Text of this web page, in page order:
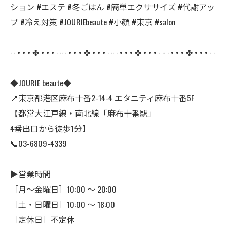
ション #エステ #冬ごはん #簡単エクササイズ #代謝アッ
プ #冷え対策 #JOURIEbeaute #小顔 #東京 #salon
· · • • • ✤ • • • · ·· · • • • ✤ • • • · ·· · • • • ✤ • • • · ·· · • • • ✤ • • • · ·
◆JOURIE beaute◆
📍東京都港区麻布十番2-14-4 エタニティ麻布十番5F
【都営大江戸線・南北線「麻布十番駅」
4番出口から徒歩1分】
📞03-6809-4339
▶営業時間
［月～金曜日］10:00 〜 20:00
［土・日曜日］10:00 ～ 18:00
［定休日］不定休